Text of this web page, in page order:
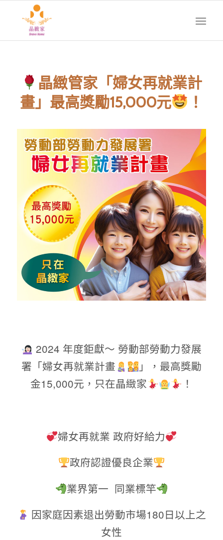
晶緻管家「婦女再就業計
畫」最高獎勵15,000元
！
2024 年度鉅獻～ 勞動部勞動力發展
署「婦女再就業計畫
」，最高獎勵
金15,000元，只在晶緻家
！
婦女再就業 政府好給力
政府認證優良企業
業界第一 同業標竿
因家庭因素退出勞動市場180日以上之
女性